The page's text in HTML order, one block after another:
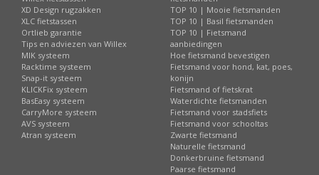
XD Design rugzakken
XLC fietstassen
Ortlieb garantie
Tips en adviezen van Willex
MIK systeem
Racktime systeem
Snap-it systeem
KLICKFix systeem
BasEasy systeem
CarryMore systeem
AVS systeem
Atran systeem
TOP 10 | Mooie fietsmanden
TOP 10 | Basil fietsmanden
TOP 10 | Fietsmand
aanbiedingen
Hoe fietsmand bevestigen
Fietsmand voor hond, kat, poes,
konijn
Fietsmand of fietskrat
Waterdichte fietsmanden
Fietsmand voor stadsfiets
Fietsmand voor schooltas
Zwarte fietsmand
Naturelle fietsmand
Donkerbruine fietsmand
Paarse fietsmand